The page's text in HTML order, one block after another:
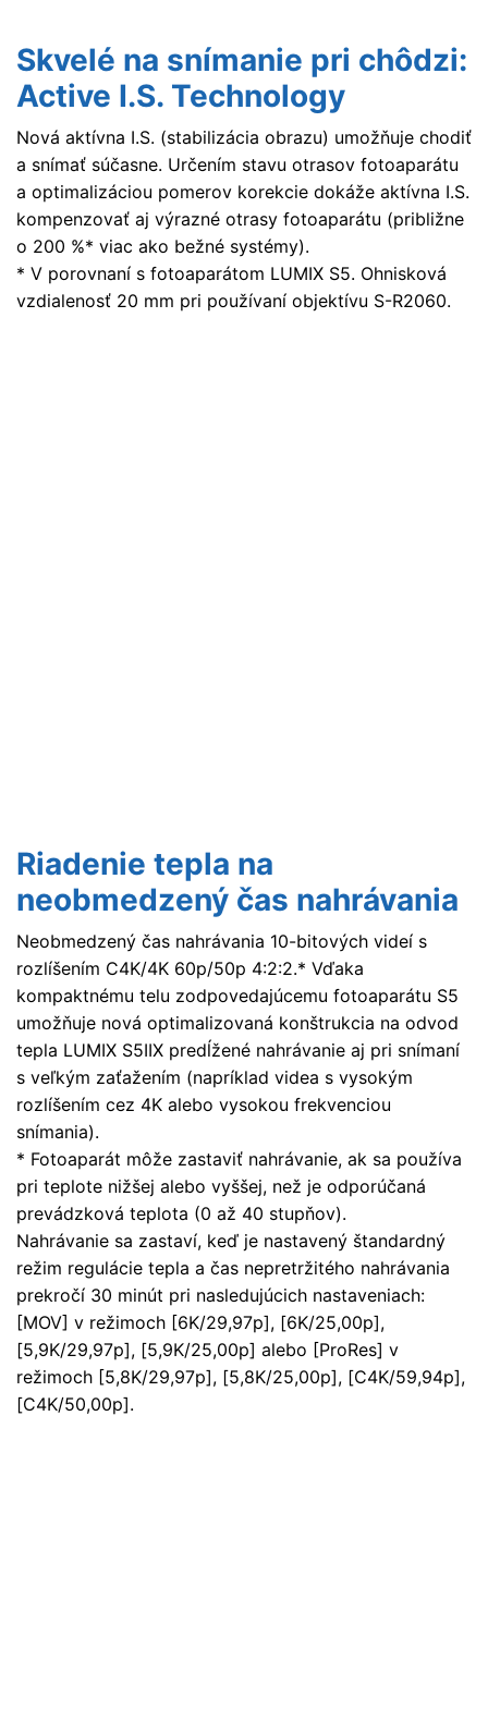
Skvelé na snímanie pri chôdzi:
Active I.S. Technology
Nová aktívna I.S. (stabilizácia obrazu) umožňuje chodiť
a snímať súčasne. Určením stavu otrasov fotoaparátu
a optimalizáciou pomerov korekcie dokáže aktívna I.S.
kompenzovať aj výrazné otrasy fotoaparátu (približne
o 200 %* viac ako bežné systémy).
* V porovnaní s fotoaparátom LUMIX S5. Ohnisková
vzdialenosť 20 mm pri používaní objektívu S-R2060.
Riadenie tepla na
neobmedzený čas nahrávania
Neobmedzený čas nahrávania 10-bitových videí s
rozlíšením C4K/4K 60p/50p 4:2:2.* Vďaka
kompaktnému telu zodpovedajúcemu fotoaparátu S5
umožňuje nová optimalizovaná konštrukcia na odvod
tepla LUMIX S5IIX predĺžené nahrávanie aj pri snímaní
s veľkým zaťažením (napríklad videa s vysokým
rozlíšením cez 4K alebo vysokou frekvenciou
snímania).
* Fotoaparát môže zastaviť nahrávanie, ak sa používa
pri teplote nižšej alebo vyššej, než je odporúčaná
prevádzková teplota (0 až 40 stupňov).
Nahrávanie sa zastaví, keď je nastavený štandardný
režim regulácie tepla a čas nepretržitého nahrávania
prekročí 30 minút pri nasledujúcich nastaveniach:
[MOV] v režimoch [6K/29,97p], [6K/25,00p],
[5,9K/29,97p], [5,9K/25,00p] alebo [ProRes] v
režimoch [5,8K/29,97p], [5,8K/25,00p], [C4K/59,94p],
[C4K/50,00p].